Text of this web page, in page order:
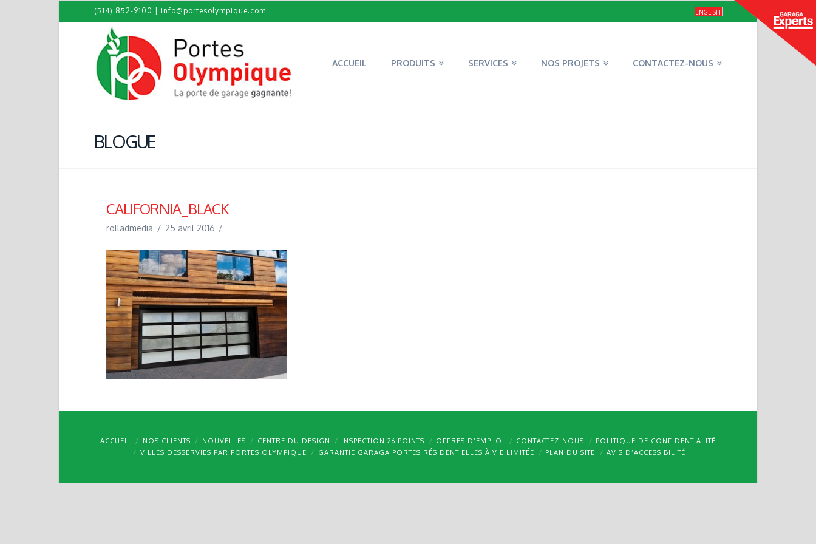
(514) 852-9100 info@portesolympique.com ENGLISH
ACCUEIL PRODUITS SERVICES NOS PROJETS CONTACTEZ-NOUS
BLOGUE
CALIFORNIA_BLACK
rolladmedia 25 avril 2016
ACCUEIL NOS CLIENTS NOUVELLES CENTRE DU DESIGN INSPECTION 26 POINTS OFFRES D’EMPLOI CONTACTEZ-NOUS
POLITIQUE DE CONFIDENTIALITÉ
VILLES DESSERVIES PAR PORTES OLYMPIQUE
GARANTIE GARAGA PORTES RÉSIDENTIELLES À VIE LIMITÉE PLAN DU SITE AVIS D’ACCESSIBILITÉ